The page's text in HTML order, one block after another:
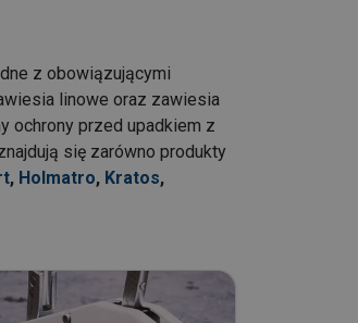
z obowiązującymi
linowe oraz zawiesia
ochrony przed upadkiem z
się zarówno produkty
, Holmatro, Kratos,